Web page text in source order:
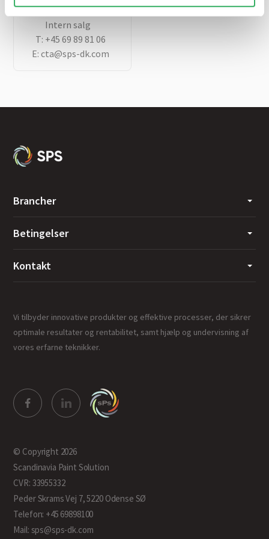
Intern salg
T: +45 69 89 81 06
E: cta@sps-dk.com
Brancher
Betingelser
Kontakt
Vi tilbyder innovative produkter og effektive processer, der sikrer
optimale resultater og rentabilitet, samt hjælp og undervisning af
vores erfarne teknikker.
© Copyright 2026
Scandinavia Paint Solution
CVR: 33955332
Peder Skrams Vej 7, 5220 Odense SØ
Telefon: +45 69898100
Mail: sps@sps-dk.com